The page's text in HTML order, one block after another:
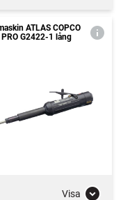
ATLAS COPCO
PRO G2422-1 lång
Visa